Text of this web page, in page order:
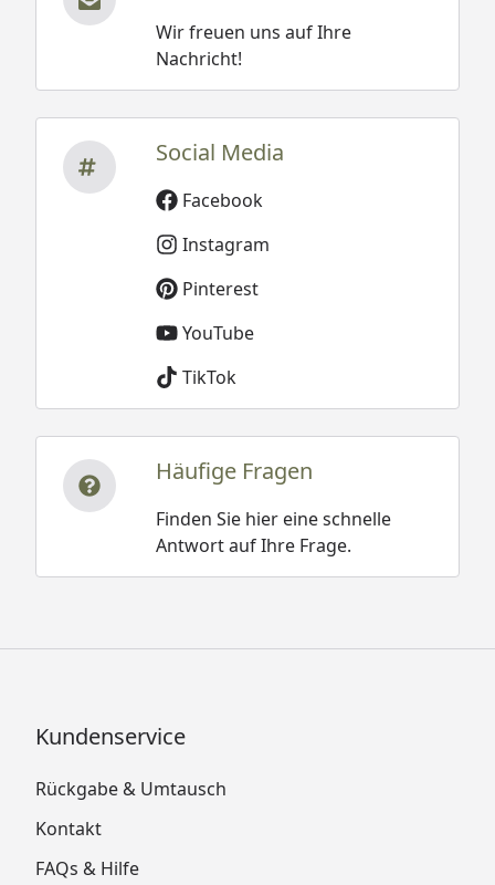
Wir freuen uns auf Ihre
Nachricht!
Social Media
Facebook
Instagram
Pinterest
YouTube
TikTok
Häufige Fragen
Finden Sie hier eine schnelle
Antwort auf Ihre Frage.
Kundenservice
Rückgabe & Umtausch
Kontakt
FAQs & Hilfe